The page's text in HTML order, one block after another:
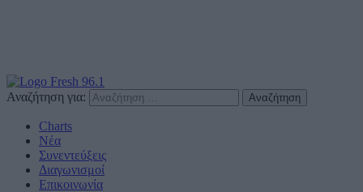
Αναζήτηση για:
Charts
Νέα
Συνεντεύξεις
Διαγωνισμοί
Επικοινωνία